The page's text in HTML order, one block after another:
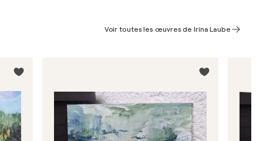
Voir toutes les œuvres de Irina Laube